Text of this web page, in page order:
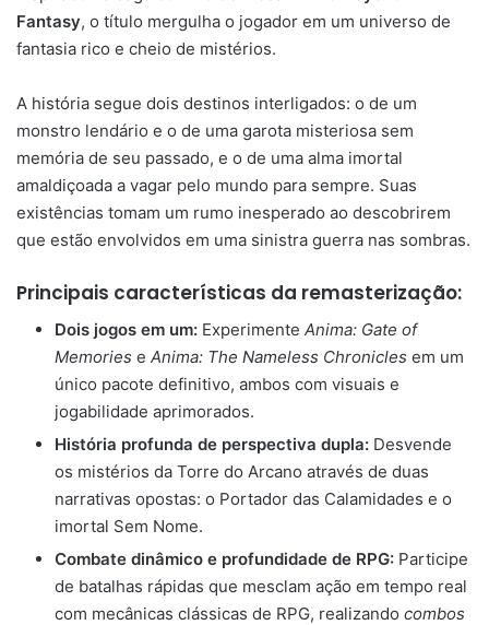
Fantasy, o título mergulha o jogador em um universo de
fantasia rico e cheio de mistérios.
A história segue dois destinos interligados: o de um
monstro lendário e o de uma garota misteriosa sem
memória de seu passado, e o de uma alma imortal
amaldiçoada a vagar pelo mundo para sempre. Suas
existências tomam um rumo inesperado ao descobrirem
que estão envolvidos em uma sinistra guerra nas sombras.
Principais características da remasterização:
Dois jogos em um: Experimente Anima: Gate of
Memories e Anima: The Nameless Chronicles em um
único pacote definitivo, ambos com visuais e
jogabilidade aprimorados.
História profunda de perspectiva dupla: Desvende
os mistérios da Torre do Arcano através de duas
narrativas opostas: o Portador das Calamidades e o
imortal Sem Nome.
Combate dinâmico e profundidade de RPG: Participe
de batalhas rápidas que mesclam ação em tempo real
com mecânicas clássicas de RPG, realizando combos